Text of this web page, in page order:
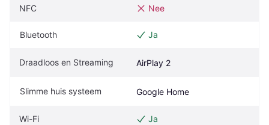
NFC Nee
Bluetooth Ja
Draadloos en Streaming AirPlay 2
Slimme huis systeem Google Home
Wi-Fi Ja